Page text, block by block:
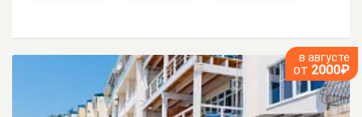
в августе
от 2000₽